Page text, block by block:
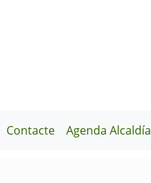
Contacte Agenda Alcaldía